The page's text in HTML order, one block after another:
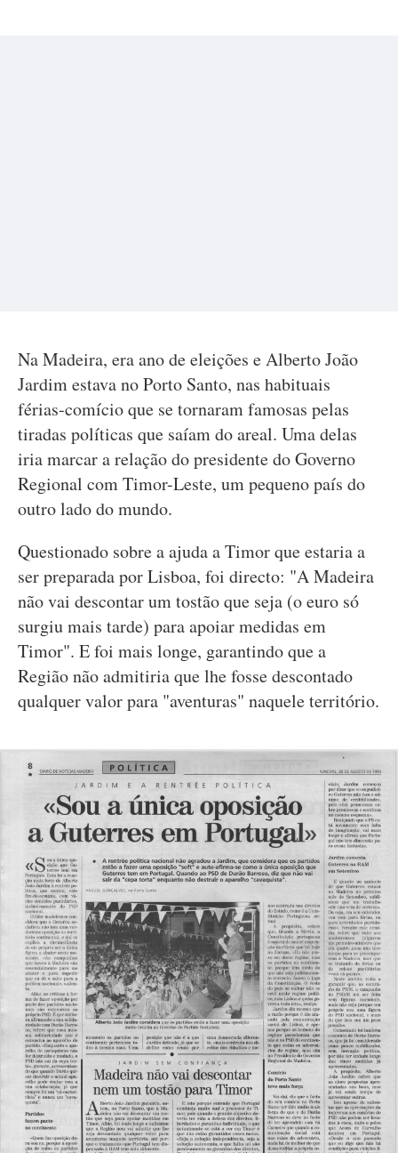
Na Madeira, era ano de eleições e Alberto João
Jardim estava no Porto Santo, nas habituais
férias-comício que se tornaram famosas pelas
tiradas políticas que saíam do areal. Uma delas
iria marcar a relação do presidente do Governo
Regional com Timor-Leste, um pequeno país do
outro lado do mundo.
Questionado sobre a ajuda a Timor que estaria a
ser preparada por Lisboa, foi directo: "A Madeira
não vai descontar um tostão que seja (o euro só
surgiu mais tarde) para apoiar medidas em
Timor". E foi mais longe, garantindo que a
Região não admitiria que lhe fosse descontado
qualquer valor para "aventuras" naquele território.